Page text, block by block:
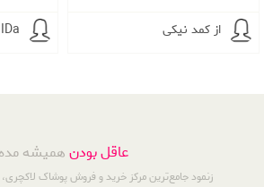
از کمد نیکی از کمد IDa
عاقل بودنهمیشه مده
زنمود جامع‌ترین مرکز خرید و فروش پوشاک